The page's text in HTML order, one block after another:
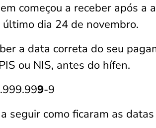
começou a receber após a
dia 24 de novembro.
a data correta do seu
ou NIS, antes do hífen.
9-9
seguir como ficaram as